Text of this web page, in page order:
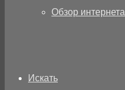
Обзор интернета
Искать